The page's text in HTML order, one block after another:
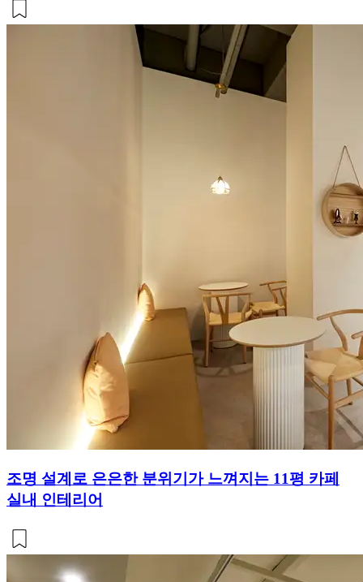
조명 설계로 은은한 분위기가 느껴지는 11평 카페
실내 인테리어